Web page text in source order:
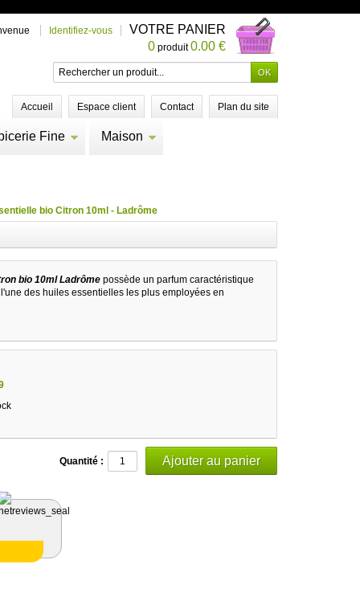
Identifiez-vous
VOTRE PANIER
0 produit0.00 €
Accueil Espace client Contact Plan du site
Fine Maison
bio Citron 10ml - Ladrôme
bio 10ml Ladrôme possède un parfum caractéristique
des huiles essentielles les plus employées en
Quantité :